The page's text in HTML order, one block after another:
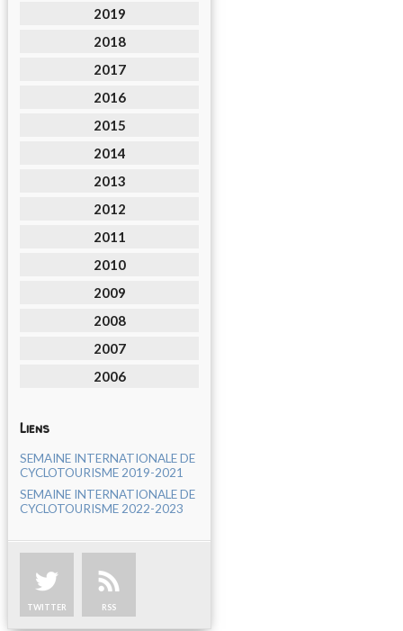
2019
2018
2017
2016
2015
2014
2013
2012
2011
2010
2009
2008
2007
2006
Liens
SEMAINE INTERNATIONALE DE
CYCLOTOURISME 2019-2021
SEMAINE INTERNATIONALE DE
CYCLOTOURISME 2022-2023
TWITTER RSS